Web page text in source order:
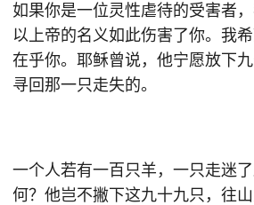
如果你是一位灵性虐待的受害者
以上帝的名义如此伤害了你。我
在乎你。耶稣曾说，他宁愿放下
寻回那一只走失的。
一个人若有一百只羊，一只走迷
何？他岂不撇下这九十九只，往